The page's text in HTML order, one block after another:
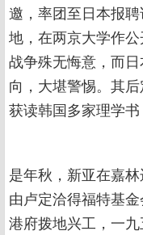
邀，率团至日本报
地，在两京大学作
战争殊无悔意，而
向，大堪警惕。其
获读韩国多家理学书
是年秋，新亚在嘉
由卢定洽得福特基
港府拨地兴工，一